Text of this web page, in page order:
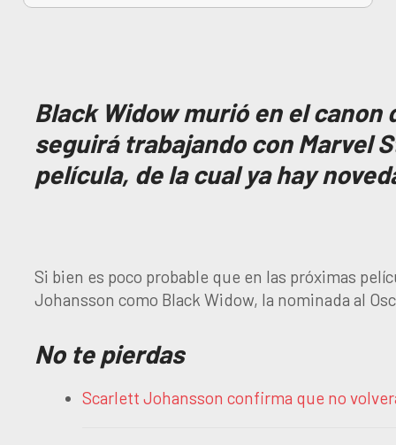
Black Widow murió en el
seguirá trabajando con Marvel
película, de la cual ya hay
Si bien es poco probable que en las próximas
Johansson como Black Widow, la nominada al
No te pierdas
Scarlett Johansson confirma que no